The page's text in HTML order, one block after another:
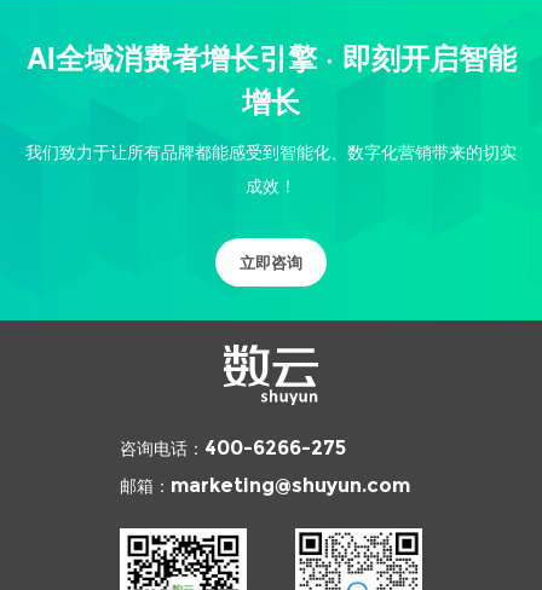
AI全域消费者增长引擎 · 即刻开启智能
增长
我们致力于让所有品牌都能感受到智能化、数字化营销带来的切实
成效！
立即咨询
咨询电话： 400-6266-275
邮箱： marketing@shuyun.com